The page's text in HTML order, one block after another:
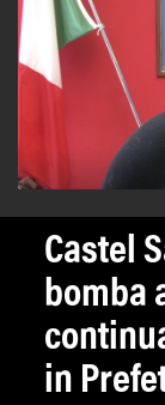
Castel
bomba
in